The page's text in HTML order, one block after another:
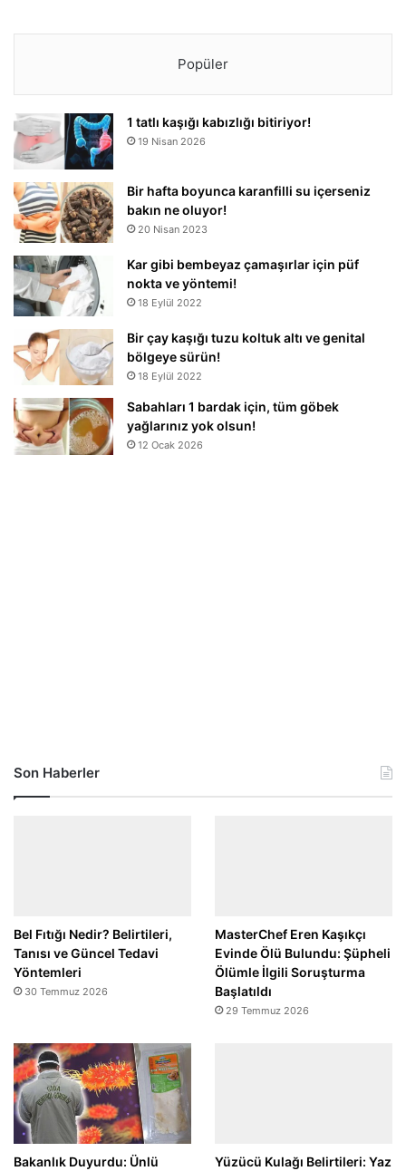
Popüler
1 tatlı kaşığı kabızlığı bitiriyor!
19 Nisan 2026
Bir hafta boyunca karanfilli su içerseniz
bakın ne oluyor!
20 Nisan 2023
Kar gibi bembeyaz çamaşırlar için püf
nokta ve yöntemi!
18 Eylül 2022
Bir çay kaşığı tuzu koltuk altı ve genital
bölgeye sürün!
18 Eylül 2022
Sabahları 1 bardak için, tüm göbek
yağlarınız yok olsun!
12 Ocak 2026
Son Haberler
Bel Fıtığı Nedir? Belirtileri,
Tanısı ve Güncel Tedavi
Yöntemleri
30 Temmuz 2026
MasterChef Eren Kaşıkçı
Evinde Ölü Bulundu: Şüpheli
Ölümle İlgili Soruşturma
Başlatıldı
29 Temmuz 2026
Bakanlık Duyurdu: Ünlü
Yüzücü Kulağı Belirtileri: Yaz